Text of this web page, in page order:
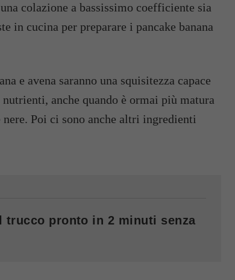
colazione a bassissimo coefficiente sia
in cucina per preparare i pancake banana
e avena saranno una squisitezza capace
anche quando è ormai più matura
Poi ci sono anche altri ingredienti
pronto in 2 minuti senza